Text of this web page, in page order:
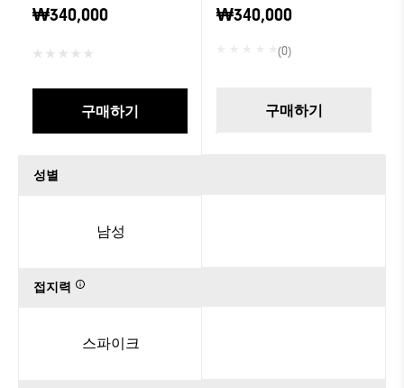
₩340,000
구매하기
성별
남성
접지력
스파이크
₩340,000
(0)
구매하기